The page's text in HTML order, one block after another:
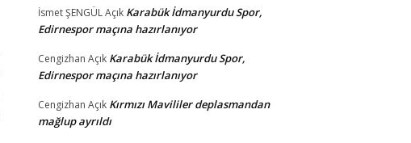
İsmet ŞENGÜLAçık Karabük İdmanyurdu Spor,
Edirnespor maçına hazırlanıyor
Cengizhan Açık Karabük İdmanyurdu Spor,
Edirnespor maçına hazırlanıyor
Cengizhan Açık Kırmızı Mavililer deplasmandan
mağlup ayrıldı